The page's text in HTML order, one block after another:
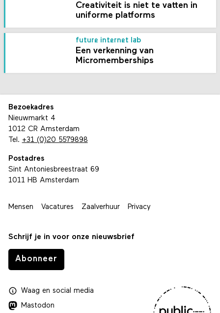
Creativiteit is niet te vatten in
uniforme platforms
future internet lab
Een verkenning van
Micromemberships
Bezoekadres
Nieuwmarkt 4
1012 CR Amsterdam
Tel. +31 (0)20 5579898
Postadres
Sint Antoniesbreestraat 69
1011 HB Amsterdam
Mensen Vacatures Zaalverhuur Privacy
Schrijf je in voor onze nieuwsbrief
Abonneer
Waagen social media
Mastodon